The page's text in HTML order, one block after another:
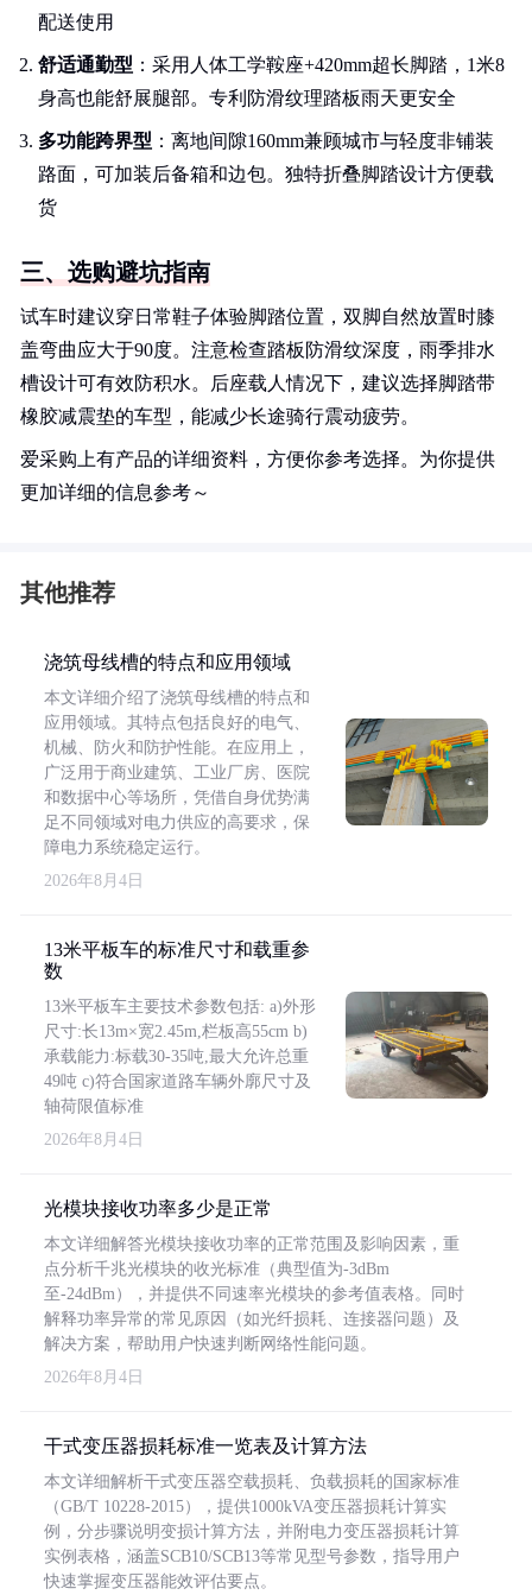
配送使用
舒适通勤型 ：采用人体工学鞍座+420mm超长脚踏，1米8
身高也能舒展腿部。专利防滑纹理踏板雨天更安全
多功能跨界型 ：离地间隙160mm兼顾城市与轻度非铺装
路面，可加装后备箱和边包。独特折叠脚踏设计方便载
货
三、选购避坑指南
试车时建议穿日常鞋子体验脚踏位置，双脚自然放置时膝
盖弯曲应大于90度。注意检查踏板防滑纹深度，雨季排水
槽设计可有效防积水。后座载人情况下，建议选择脚踏带
橡胶减震垫的车型，能减少长途骑行震动疲劳。
爱采购上有产品的详细资料，方便你参考选择。为你提供
更加详细的信息参考～
其他推荐
浇筑母线槽的特点和应用领域
本文详细介绍了浇筑母线槽的特点和
应用领域。其特点包括良好的电气、
机械、防火和防护性能。在应用上，
广泛用于商业建筑、工业厂房、医院
和数据中心等场所，凭借自身优势满
足不同领域对电力供应的高要求，保
障电力系统稳定运行。
2026年8月4日
13米平板车的标准尺寸和载重参
数
13米平板车主要技术参数包括: a)外形
尺寸:长13m×宽2.45m,栏板高55cm b)
承载能力:标载30-35吨,最大允许总重
49吨 c)符合国家道路车辆外廓尺寸及
轴荷限值标准
2026年8月4日
光模块接收功率多少是正常
本文详细解答光模块接收功率的正常范围及影响因素，重
点分析千兆光模块的收光标准（典型值为-3dBm
至-24dBm），并提供不同速率光模块的参考值表格。同时
解释功率异常的常见原因（如光纤损耗、连接器问题）及
解决方案，帮助用户快速判断网络性能问题。
2026年8月4日
干式变压器损耗标准一览表及计算方法
本文详细解析干式变压器空载损耗、负载损耗的国家标准
（GB/T 10228-2015），提供1000kVA变压器损耗计算实
例，分步骤说明变损计算方法，并附电力变压器损耗计算
实例表格，涵盖SCB10/SCB13等常见型号参数，指导用户
快速掌握变压器能效评估要点。